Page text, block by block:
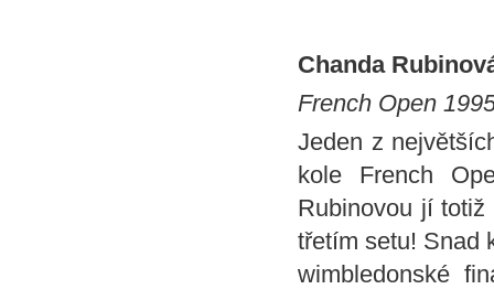
Chanda
French Open
Jeden z
kole French
Rubinovou jí
třetím setu! Snad
wimbledonské